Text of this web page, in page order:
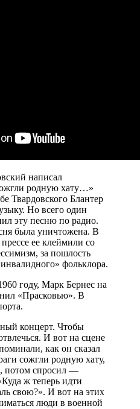
написал
родную хату…»
Твардовского Блантер
Но всего один
эту песню по радио.
была уничтожена. В
ее клеймили со
за пошлость
фольклора.
году, Марк Бернес на
«Прасковью». В
концерт. Чтобы
И вот на сцене
как он сказал
сожгли родную хату,
потом спросил —
ж теперь идти
свою?». И вот на этих
люди в военной